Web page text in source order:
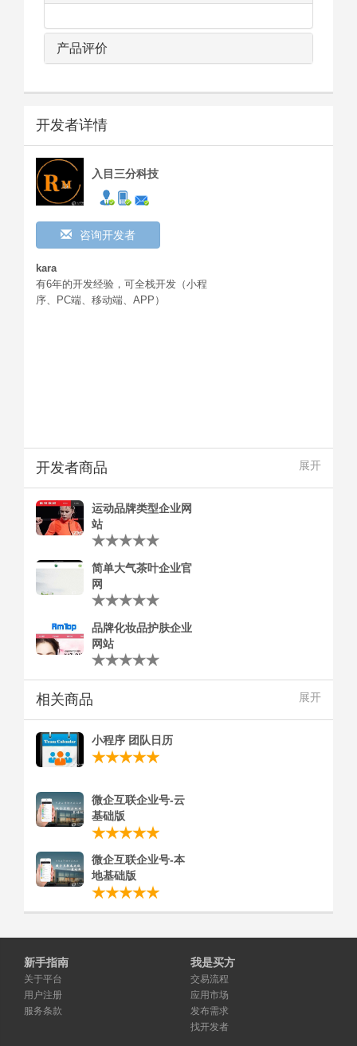
产品评价
开发者详情
入目三分科技
咨询开发者
kara
有6年的开发经验，可全栈开发（小程
序、PC端、移动端、APP）
开发者商品 展开
运动品牌类型企业网
站
简单大气茶叶企业官
网
品牌化妆品护肤企业
网站
相关商品 展开
小程序 团队日历
微企互联企业号-云
基础版
微企互联企业号-本
地基础版
新手指南
关于平台
用户注册
服务条款
我是买方
交易流程
应用市场
发布需求
找开发者